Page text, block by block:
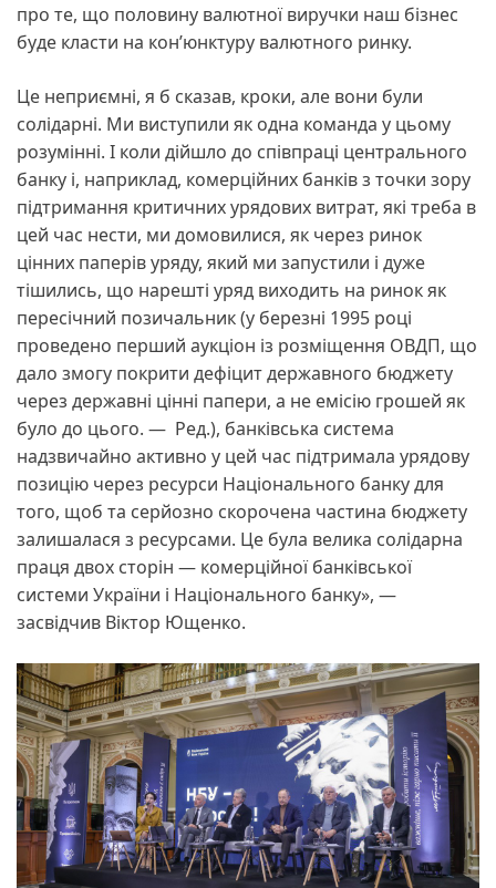
про те, що половину валютної виручки наш бізнес
буде класти на кон’юнктуру валютного ринку.
Це неприємні, я б сказав, кроки, але вони були
солідарні. Ми виступили як одна команда у цьому
розумінні. І коли дійшло до співпраці центрального
банку і, наприклад, комерційних банків з точки зору
підтримання критичних урядових витрат, які треба в
цей час нести, ми домовилися, як через ринок
цінних паперів уряду, який ми запустили і дуже
тішились, що нарешті уряд виходить на ринок як
пересічний позичальник (у березні 1995 році
проведено перший аукціон із розміщення ОВДП, що
дало змогу покрити дефіцит державного бюджету
через державні цінні папери, а не емісію грошей як
було до цього. — Ред.), банківська система
надзвичайно активно у цей час підтримала урядову
позицію через ресурси Національного банку для
того, щоб та серйозно скорочена частина бюджету
залишалася з ресурсами. Це була велика солідарна
праця двох сторін — комерційної банківської
системи України і Національного банку», —
засвідчив Віктор Ющенко.